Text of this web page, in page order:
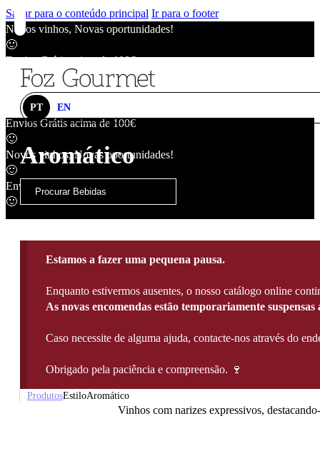
Saltar para o conteúdo principal Ir para o footer
Novos vinhos, Novas oportunidades!
🙂
Envios Grátis acima de 100€
Novos vinhos, Novas oportunidades!
Envios Grátis acima de 100€
🙂
Novos vinhos, Novas oportunidades!
🙂
Envios Grátis acima de 100€
🙂
PT EN
Aromático
Estamos a fazer uma pequena pausa.
Enquanto estivermos ausentes, o nosso catálogo online
As novas encomendas estão temporariamente suspensas
Caso necessite de alguma ajuda, contacte-nos através do
Obrigado pela paciência e compreensão. 🍷
ProdutosEstiloAromático
Vinhos com narizes expressivos,